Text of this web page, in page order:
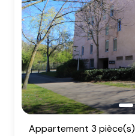
Appartement 3 pièce(s)